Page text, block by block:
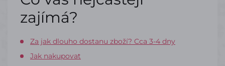
zajímá?
Za jak dlouho dostanu zboží? Cca 3-4 dny
Jak nakupovat